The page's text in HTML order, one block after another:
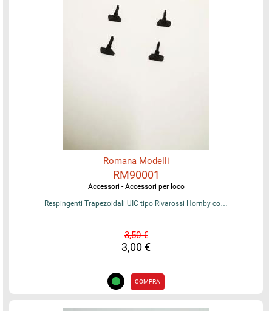
Romana Modelli
RM90001
Accessori - Accessori per loco
Respingenti Trapezoidali UIC tipo Rivarossi Hornby co…
3,50 €
3,00 €
COMPRA